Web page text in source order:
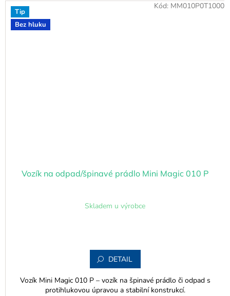
Tip
Bez hluku
Vozík na odpad/špinavé prádlo Mini Magic 010 P
Skladem u výrobce
DETAIL
Vozík Mini Magic 010 P – vozík na špinavé prádlo či odpad s
protihlukovou úpravou a stabilní konstrukcí.
Kód: MM010P0T1000